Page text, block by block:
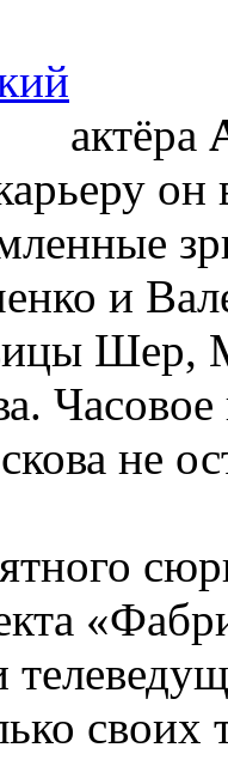
актёра
он
и
Шер,
не
своих